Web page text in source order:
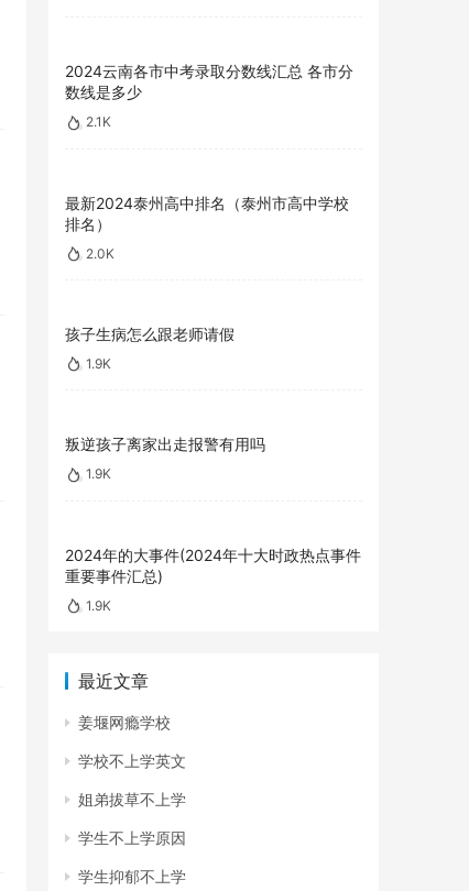
2024云南各市中考录取分数线汇总 各市分
数线是多少
2.1K
最新2024泰州高中排名（泰州市高中学校
排名）
2.0K
孩子生病怎么跟老师请假
1.9K
叛逆孩子离家出走报警有用吗
1.9K
2024年的大事件(2024年十大时政热点事件
重要事件汇总)
1.9K
最近文章
姜堰网瘾学校
学校不上学英文
姐弟拔草不上学
学生不上学原因
学生抑郁不上学